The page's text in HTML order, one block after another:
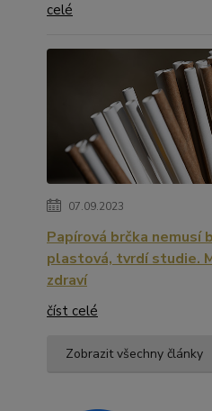
celé
07.09.2023
Papírová brčka nemusí
plastová, tvrdí studie.
zdraví
číst celé
Zobrazit všechny články